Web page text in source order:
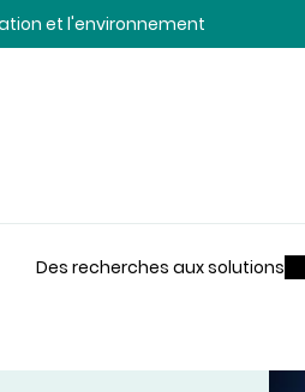
et l'environnement
Des recherches aux solutions